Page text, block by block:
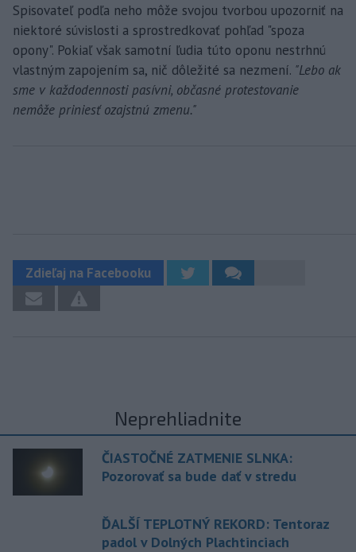
Spisovateľ podľa neho môže svojou tvorbou upozorniť na
niektoré súvislosti a sprostredkovať pohľad "spoza
opony". Pokiaľ však samotní ľudia túto oponu nestrhnú
vlastným zapojením sa, nič dôležité sa nezmení. "Lebo ak
sme v každodennosti pasívni, občasné protestovanie
nemôže priniesť ozajstnú zmenu."
Zdieľaj na Facebooku
Neprehliadnite
ČIASTOČNÉ ZATMENIE SLNKA:
Pozorovať sa bude dať v stredu
ĎALŠÍ TEPLOTNÝ REKORD: Tentoraz
padol v Dolných Plachtinciach